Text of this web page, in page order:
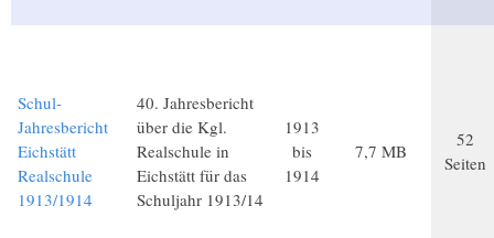
Schul-
Jahresbericht
Eichstätt
Realschule
1913/1914
40. Jahresbericht
über die Kgl.
Realschule in
Eichstätt für das
Schuljahr 1913/14
1913
bis
1914
7,7 MB
52
Seiten